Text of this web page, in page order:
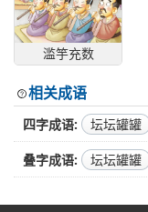
滥竽充数
相关成语
四字成语 坛坛罐罐
叠字成语 坛坛罐罐